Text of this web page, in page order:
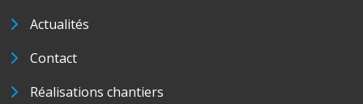
Actualités
Contact
Réalisations chantiers